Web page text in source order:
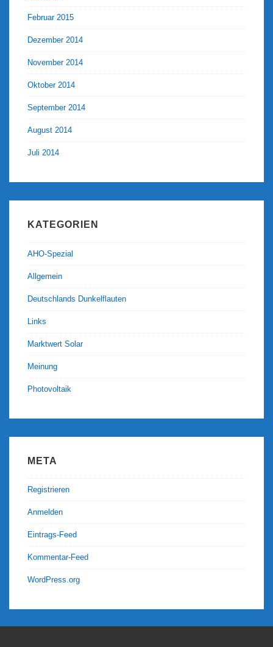
Februar 2015
Dezember 2014
November 2014
Oktober 2014
September 2014
August 2014
Juli 2014
KATEGORIEN
AHO-Spezial
Allgemein
Deutschlands Dunkelflauten
Links
Marktwert Solar
Meinung
Photovoltaik
META
Registrieren
Anmelden
Eintrags-Feed
Kommentar-Feed
WordPress.org